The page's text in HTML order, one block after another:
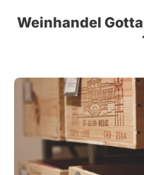
Weinhandel